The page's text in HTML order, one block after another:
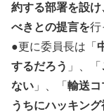
約する部署を設
べきとの提言を行
●更に委員長は「
するだろう 」、「
ない 」、「 輸送コ
うちにハッキン